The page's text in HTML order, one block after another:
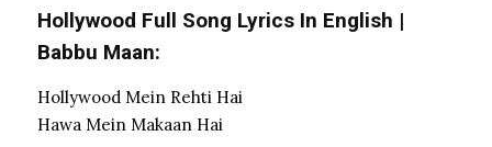
Hollywood Full Song Lyrics In English |
Babbu Maan:
Hollywood Mein Rehti Hai
Hawa Mein Makaan Hai